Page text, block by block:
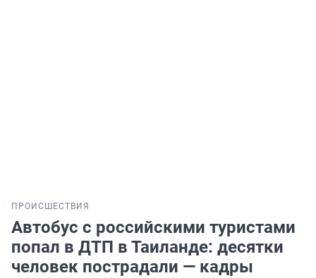
ПРОИСШЕСТВИЯ
Автобус с российскими туристами
попал в ДТП в Таиланде: десятки
человек пострадали — кадры